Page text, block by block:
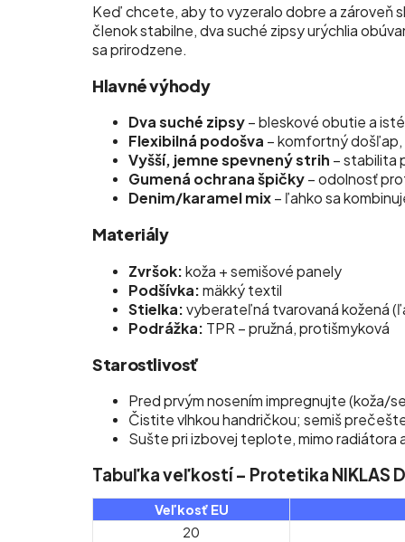
Keď chcete, aby to vyzeralo dobre a zároveň
členok stabilne, dva suché zipsy urýchlia
sa prirodzene.
Hlavné výhody
Dva suché zipsy– bleskové obutie a
Flexibilná podošva – komfortný došľap,
Vyšší, jemne spevnený strih – stabilita
Gumená ochrana špičky– odolnosť
Denim/karamel mix– ľahko sa
Materiály
Zvršok:koža + semišové panely
Podšívka:mäkký textil
Stielka:vyberateľná tvarovaná kožená
Podrážka: TPR – pružná, protišmyková
Starostlivosť
Pred prvým nosením impregnujte (koža/
Čistite vlhkou handričkou; semiš
Sušte pri izbovej teplote, mimo radiátora
Tabuľka veľkostí – Protetika NIKLAS
Veľkosť EU
20